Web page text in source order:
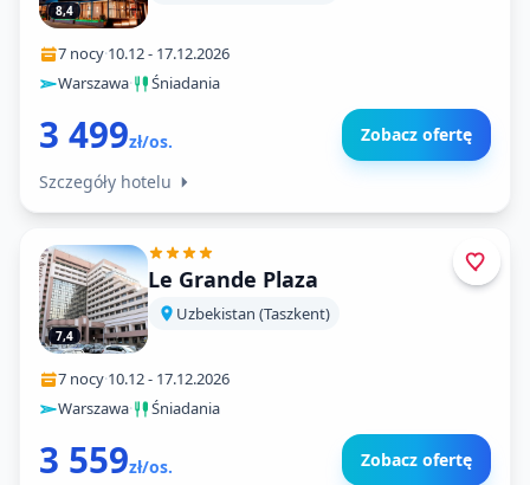
8,4
7 nocy·10.12- 17.12.2026
Warszawa· Śniadania
3 499zł/os. Zobacz ofertę
Szczegóły hotelu
7,4
Le Grande Plaza
Uzbekistan (Taszkent)
7 nocy·10.12- 17.12.2026
Warszawa· Śniadania
3 559zł/os. Zobacz ofertę